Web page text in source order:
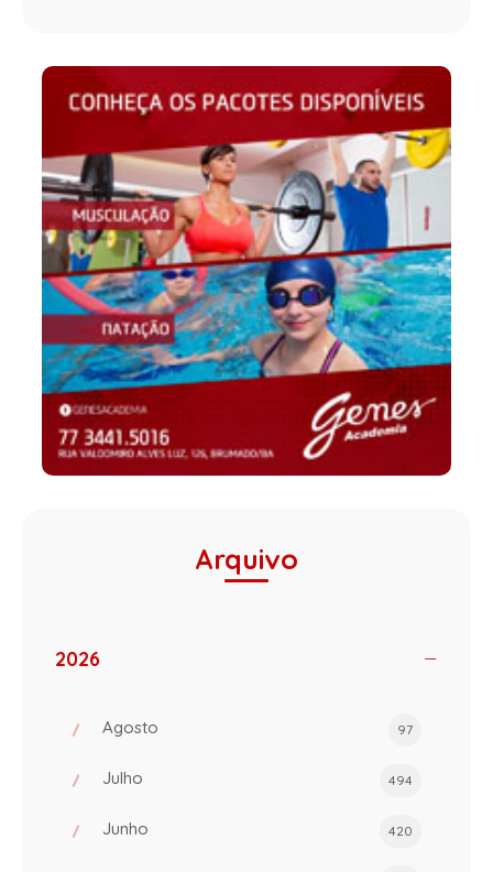
Arquivo
2026
Agosto 97
Julho 494
Junho 420